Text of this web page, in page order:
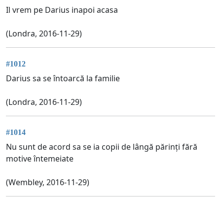
Il vrem pe Darius inapoi acasa
(Londra, 2016-11-29)
#1012
Darius sa se întoarcă la familie
(Londra, 2016-11-29)
#1014
Nu sunt de acord sa se ia copii de lângă părinți fără
motive întemeiate
(Wembley, 2016-11-29)